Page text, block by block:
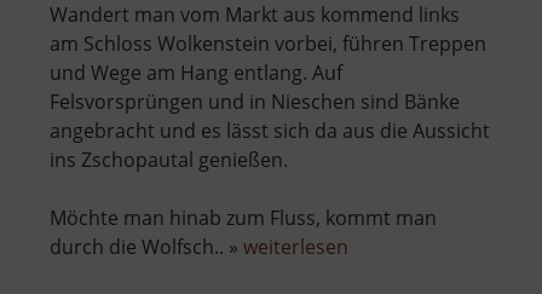
Wandert man vom Markt aus kommend links
am Schloss Wolkenstein vorbei, führen Treppen
und Wege am Hang entlang. Auf
Felsvorsprüngen und in Nieschen sind Bänke
angebracht und es lässt sich da aus die Aussicht
ins Zschopautal genießen.
Möchte man hinab zum Fluss, kommt man
durch die Wolfsch.. » weiterlesen